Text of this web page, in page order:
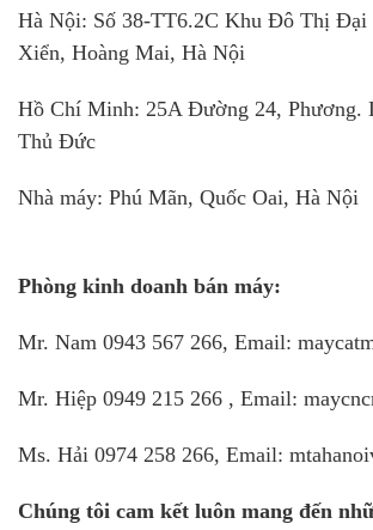
Hà Nội: Số 38-TT6.2C Khu Đô Thị Đại
Xiển, Hoàng Mai, Hà Nội
Hồ Chí Minh: 25A Đường 24, Phương.
Thủ Đức
Nhà máy: Phú Mãn, Quốc Oai, Hà Nội
Phòng kinh doanh bán máy:
Mr. Nam 0943 567 266, Email:
Mr. Hiệp 0949 215 266 , Email:
Ms. Hải 0974 258 266, Email:
Chúng tôi cam kết luôn mang đến